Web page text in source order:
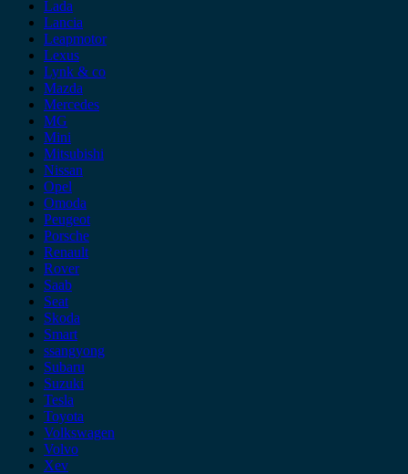
Lada
Lancia
Leapmotor
Lexus
Lynk & co
Mazda
Mercedes
MG
Mini
Mitsubishi
Nissan
Opel
Omoda
Peugeot
Porsche
Renault
Rover
Saab
Seat
Skoda
Smart
ssangyong
Subaru
Suzuki
Tesla
Toyota
Volkswagen
Volvo
Xev